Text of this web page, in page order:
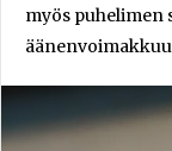
myös puhelimen